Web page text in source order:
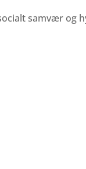
samvær og